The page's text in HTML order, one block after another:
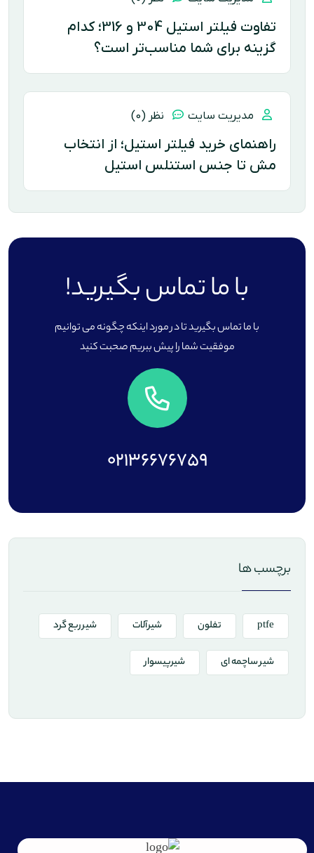
تفاوت فیلتر استیل 304 و 316؛ کدام
گزینه برای شما مناسب‌تر است؟
مدیریت سایت نظر (0)
راهنمای خرید فیلتر استیل؛ از انتخاب
مش تا جنس استنلس استیل
با ما تماس بگیرید!
با ما تماس بگیرید تا در مورد اینکه چگونه می توانیم
موفقیت شما را پیش ببریم صحبت کنید
02136676759
برچسب ها
ptfe تفلون شیرآلات شیر ربع گرد
شیر ساچمه ای شیرپیسوار